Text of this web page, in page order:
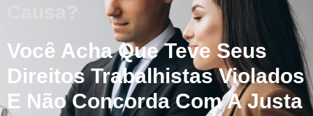
Você Acha Que Teve Seus
Direitos Trabalhistas Violados
E Não Concorda Com A Justa